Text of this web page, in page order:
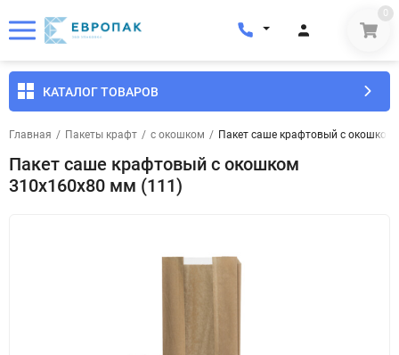
0
КАТАЛОГ ТОВАРОВ
Главная / Пакеты крафт / с окошком / Пакет саше крафтовый с
Пакет саше крафтовый с окошком
310x160x80 мм (111)